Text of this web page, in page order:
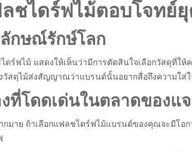
ชไดร์ฟไม้ตอบโจทย์ยุ
กษณ์รักษ์โลก
ดร์ฟไม้ แสดงให้เห็นว่ามีการตัดสินใจเลือกวัสดุที่ใ
สดุไม้ส่งสัญญาณว่าแบรนด์นั้นอยากสื่อถึงความใส่ใ
ที่โดดเด่นในตลาดของแ
กมาย ถ้าเลือกแฟลชไดร์ฟไม้แบรนด์ของคุณจะมีโอ